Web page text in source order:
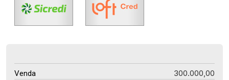
Venda 300.000,00